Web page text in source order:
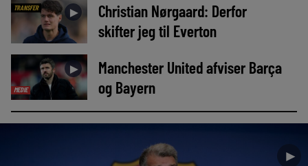
TRANSFER ►
Christian Nørgaard: Derfor
skifter jeg til Everton
MEDIE
►
Manchester United afviser Barça
og Bayern
►